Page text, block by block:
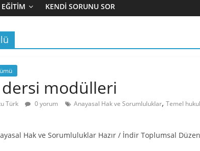
EĞITIM KENDI SORUNU SOR
modülleri
Türk 0 yorum Anayasal Hak ve Sorumluluklar, Temel
Hak ve Sorumluluklar Hazır / İndir Toplumsal